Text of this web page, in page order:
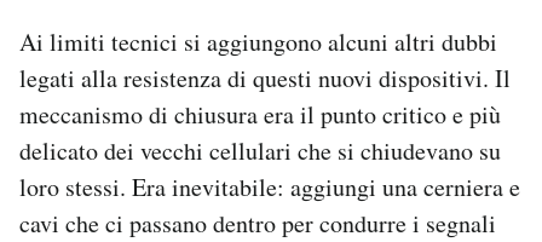
Ai limiti tecnici si aggiungono alcuni altri dubbi
legati alla resistenza di questi nuovi dispositivi. Il
meccanismo di chiusura era il punto critico e più
delicato dei vecchi cellulari che si chiudevano su
loro stessi. Era inevitabile: aggiungi una cerniera e
cavi che ci passano dentro per condurre i segnali